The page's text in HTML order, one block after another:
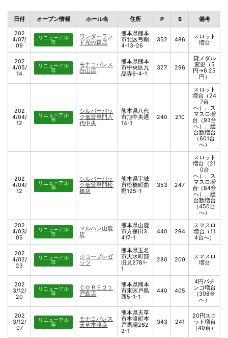
日付 オープン情報 ホール名 住所 P S 備考
202
4/07/
09
リニューアル
等
ワンダーラン
ド光の森店
熊本県熊本
市北区弓削
4-13-26
352 486
スロット
増台
202
4/05/
14
リニューアル
等
モナコパレス
白山店
熊本県熊本
市中央区九
品寺6-4-1
327 296
貸メダル
変更（5
円→6.25
円）
202
4/04/
12
リニューアル
等
シルバーバッ
ク低貸専門八
代中央
熊本県八代
市旭中央通
14-1
240 210
スロット
増台（24
7台
へ）、ス
マスロ増
台（93台
へ）、総
台数増台
（601台
へ）
202
4/04/
12
リニューアル
等
シルバーバッ
ク低貸専門松
橋店
熊本県宇城
市松橋町曲
野125-1
353 247
スロット
増台（21
0台
へ）、ス
マスロ増
台（84台
へ）、総
台数増台
（450台
へ）
202
4/03/
05
リニューアル
等
マルハン山鹿
店
熊本県山鹿
市方保田3
417-1
440 294
スマスロ
増台（11
4台へ）
202
4/02/
23
リニューアル
等
ジョープレゼ
ッツ
熊本県玉名
市天水町部
田見2781-
1
280 200
スマスロ
増台
202
3/12/
20
リニューアル
等
ＣＯＲＥ２１
戸島店
熊本県熊本
市東区戸島
西5-1-1
440 405
4円パチ
ンコ増台
（308台
へ）
202
3/12/
07
リニューアル
等
モナコパレス
天草本渡店
熊本県天草
市本渡町本
戸馬場262
2-1
343 241
20円スロ
ット増台
（40台）